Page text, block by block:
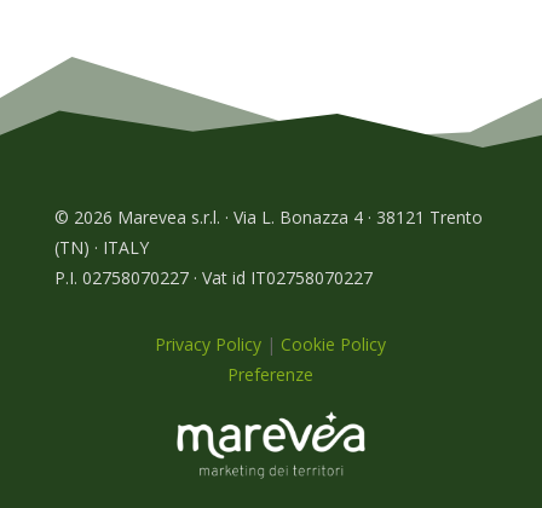
© 2026 Marevea s.r.l. · Via L. Bonazza 4 · 38121 Trento
(TN) · ITALY
P.I. 02758070227 · Vat id IT02758070227
Privacy Policy | Cookie Policy
Preferenze